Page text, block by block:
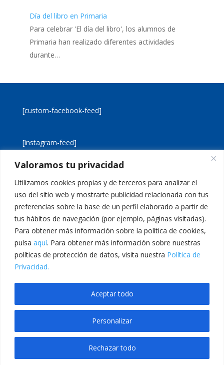
Valoramos tu privacidad
Utilizamos cookies propias y de terceros para analizar el
uso del sitio web y mostrarte publicidad relacionada con tus
preferencias sobre la base de un perfil elaborado a partir de
tus hábitos de navegación (por ejemplo, páginas visitadas).
Para obtener más información sobre la política de cookies,
pulsa aquí. Para obtener más información sobre nuestras
políticas de protección de datos, visita nuestra Política de
Privacidad.
Personalizar
Rechazar todo
Aceptar todo
Día del libro en Primaria
Para celebrar 'El día del libro', los alumnos de
Primaria han realizado diferentes actividades
durante…
[custom-facebook-feed]
[instagram-feed]
Aviso legal
Política de cookies
Calle San Martín, 56 · 46980 · Paterna · Valencia Telf:
Translate »
grandpashabet